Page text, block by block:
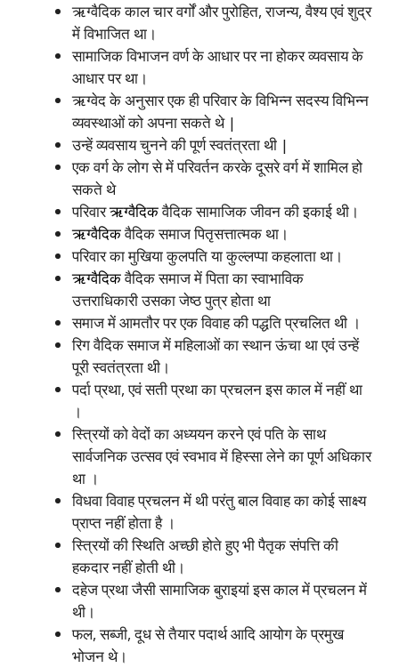
ऋग्वैदिक काल चार वर्गों और पुरोहित, राजन्य, वैश्य एवं शुद्र
में विभाजित था।
सामाजिक विभाजन वर्ण के आधार पर ना होकर व्यवसाय के
आधार पर था।
ऋग्वेद के अनुसार एक ही परिवार के विभिन्न सदस्य विभिन्न
व्यवस्थाओं को अपना सकते थे |
उन्हें व्यवसाय चुनने की पूर्ण स्वतंत्रता थी |
एक वर्ग के लोग से में परिवर्तन करके दूसरे वर्ग में शामिल हो
सकते थे
परिवारऋग्वैदिकवैदिक सामाजिक जीवन की इकाई थी।
ऋग्वैदिकवैदिक समाज पितृसत्तात्मक था।
परिवार का मुखिया कुलपति या कुल्लप्पा कहलाता था।
ऋग्वैदिकवैदिक समाज में पिता का स्वाभाविक
उत्तराधिकारी उसका जेष्ठ पुत्र होता था
समाज में आमतौर पर एक विवाह की पद्धति प्रचलित थी ।
रिग वैदिक समाज में महिलाओं का स्थान ऊंचा था एवं उन्हें
पूरी स्वतंत्रता थी।
पर्दा प्रथा, एवं सती प्रथा का प्रचलन इस काल में नहीं था
।
स्त्रियों को वेदों का अध्ययन करने एवं पति के साथ
सार्वजनिक उत्सव एवं स्वभाव में हिस्सा लेने का पूर्ण अधिकार
था ।
विधवा विवाह प्रचलन में थी परंतु बाल विवाह का कोई साक्ष्य
प्राप्त नहीं होता है ।
स्त्रियों की स्थिति अच्छी होते हुए भी पैतृक संपत्ति की
हकदार नहीं होती थी।
दहेज प्रथा जैसी सामाजिक बुराइयां इस काल में प्रचलन में
थी।
फल, सब्जी, दूध से तैयार पदार्थ आदि आयोग के प्रमुख
भोजन थे।